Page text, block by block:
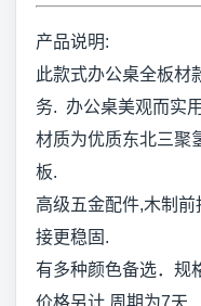
产品说明:
此款式办公桌全板材
务. 办公桌美观而实
材质为优质东北三聚
板.
高级五金配件,木制
接更稳固.
有多种颜色备选．规
价格另计,周期为7天.